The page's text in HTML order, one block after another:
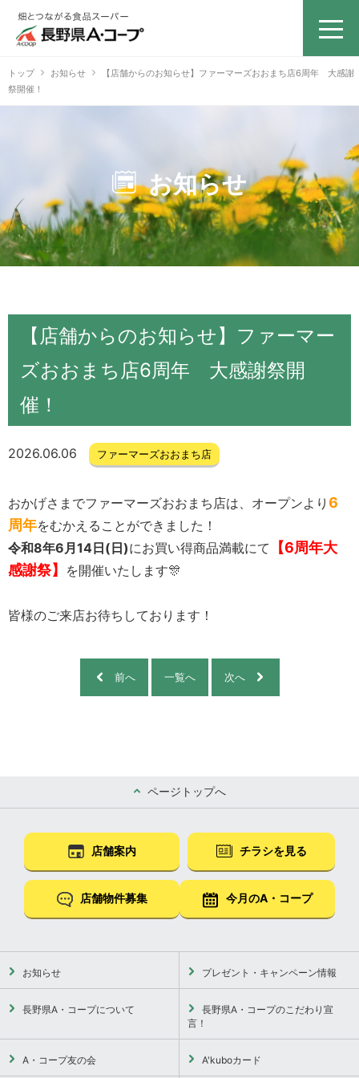
トップ お知らせ
【店舗からのお知らせ】ファーマーズおおまち店6周年 大感謝
祭開催！
お知らせ
【店舗からのお知らせ】ファーマー
ズおおまち店6周年 大感謝祭開
催！
2026.06.06 ファーマーズおおまち店
おかげさまでファーマーズおおまち店は、オープンより 6
周年をむかえることができました！
令和8年6月14日(日)にお買い得商品満載にて
【6周年大
感謝祭】
を開催いたします🎊
皆様のご来店お待ちしております！
前へ 一覧へ 次へ
ページトップへ
店舗案内 チラシを見る
店舗物件募集 今月のA・コープ
お知らせ プレゼント・キャンペーン情報
長野県A・コープについて
長野県A・コープのこだわり宣
言！
A・コープ友の会 A'kuboカード